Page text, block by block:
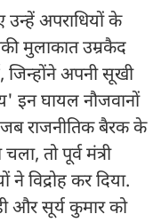
उन्हें अपराधियों के
मुलाकात उम्रकैद
अपनी सूखी
इन घायल नौजवानों
जब राजनीतिक बैरक के
तो पूर्व मंत्री
विद्रोह कर दिया.
और सूर्य कुमार को